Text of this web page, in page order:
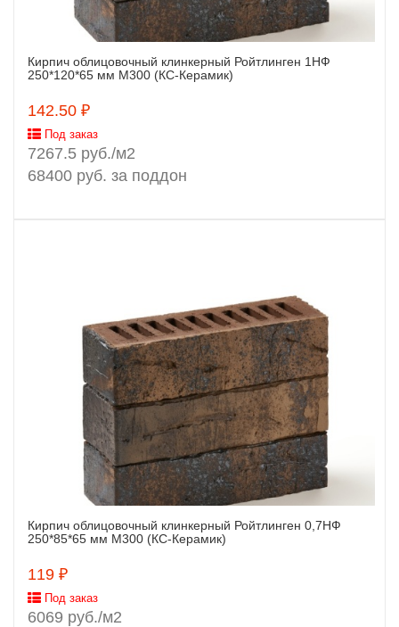
Заказать
Кирпич облицовочный клинкерный Ройтлинген 1НФ
250*120*65 мм М300 (КС-Керамик)
142.50 ₽
Под заказ
7267.5 руб./м2
68400 руб. за поддон
Заказать
Кирпич облицовочный клинкерный Ройтлинген 0,7НФ
250*85*65 мм М300 (КС-Керамик)
119 ₽
Под заказ
6069 руб./м2